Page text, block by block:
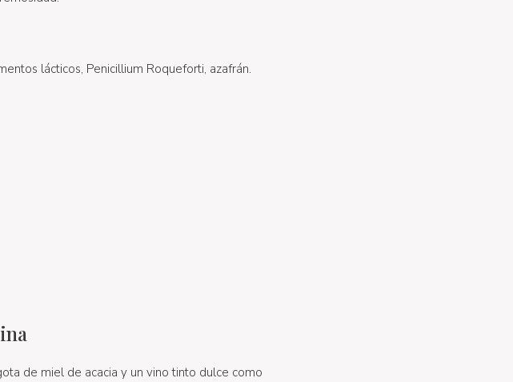
lácticos, Penicillium Roqueforti, azafrán.
de miel de acacia y un vino tinto dulce como